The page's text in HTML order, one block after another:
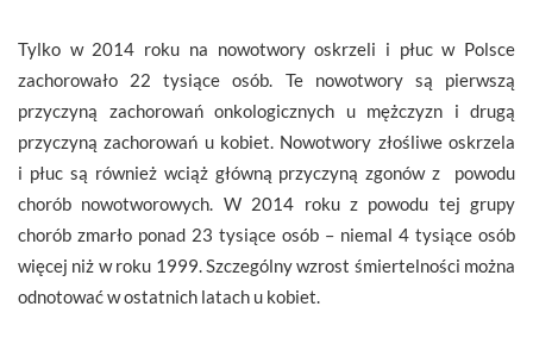
Tylko w 2014 roku na nowotwory oskrzeli i płuc w Polsce
zachorowało 22 tysiące osób. Te nowotwory są pierwszą
przyczyną zachorowań onkologicznych u mężczyzn i drugą
przyczyną zachorowań u kobiet. Nowotwory złośliwe oskrzela
i płuc są również wciąż główną przyczyną zgonów z powodu
chorób nowotworowych. W 2014 roku z powodu tej grupy
chorób zmarło ponad 23 tysiące osób – niemal 4 tysiące osób
więcej niż w roku 1999. Szczególny wzrost śmiertelności można
odnotować w ostatnich latach u kobiet.